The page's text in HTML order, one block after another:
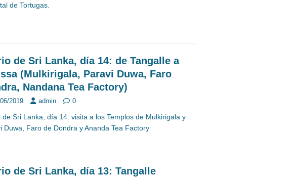
de Tortugas.
de Sri Lanka, día 14: de Tangalle a
(Mulkirigala, Paravi Duwa, Faro
Nandana Tea Factory)
2019 admin 0
de Sri Lanka, día 14: visita a los Templos de Mulkirigala y
Duwa, Faro de Dondra y Ananda Tea Factory
de Sri Lanka, día 13: Tangalle